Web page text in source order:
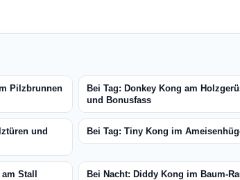
Pilzbrunnen
Bei Tag: Donkey Kong am
und Bonusfass
und
Bei Tag: Tiny Kong im
Stall
Bei Nacht: Diddy Kong im Baum-